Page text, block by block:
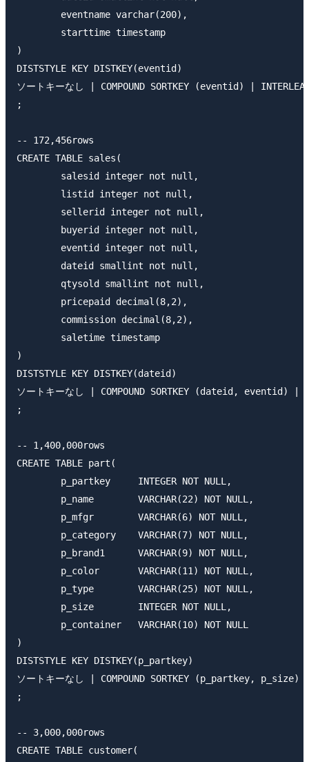
)
DISTSTYLE KEY DISTKEY(eventid)
ソートキーなし | COMPOUND SORTKEY (eventid) |
;
-- 172,456rows
CREATE TABLE sales(
)
DISTSTYLE KEY DISTKEY(dateid)
ソートキーなし | COMPOUND SORTKEY (dateid, eventid)
;
-- 1,400,000rows
CREATE TABLE part(
)
DISTSTYLE KEY DISTKEY(p_partkey)
ソートキーなし | COMPOUND SORTKEY (p_partkey,
;
-- 3,000,000rows
CREATE TABLE customer(